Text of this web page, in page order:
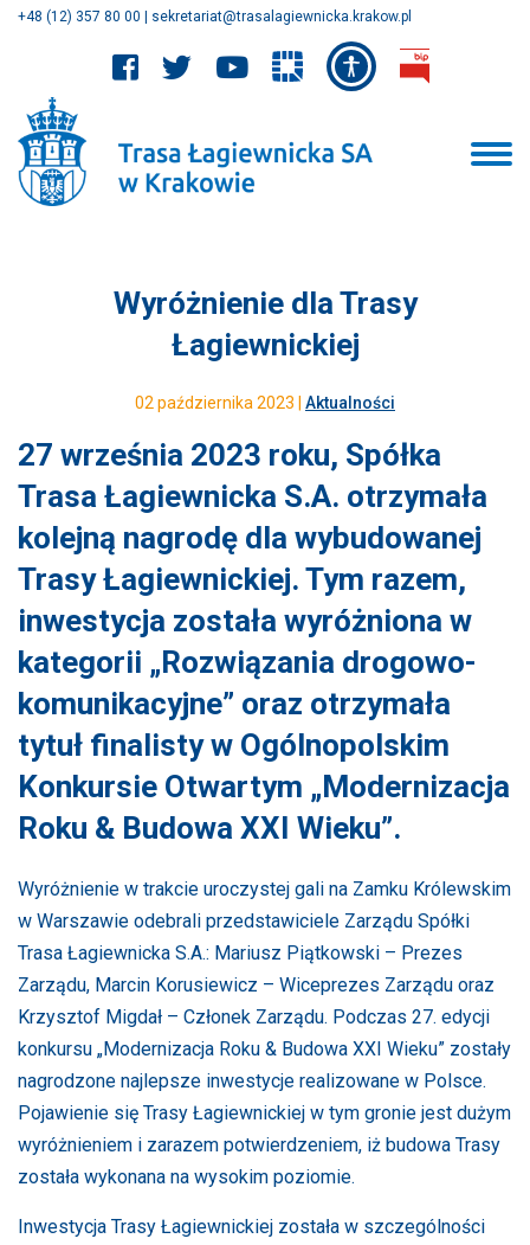
+48 (12) 357 80 00 sekretariat@trasalagiewnicka.krakow.pl
Wyróżnienie dla Trasy
Łagiewnickiej
02 października 2023 | Aktualności
27 września 2023 roku, Spółka
Trasa Łagiewnicka S.A. otrzymała
kolejną nagrodę dla wybudowanej
Trasy Łagiewnickiej. Tym razem,
inwestycja została wyróżniona w
kategorii „Rozwiązania drogowo-
komunikacyjne” oraz otrzymała
tytuł finalisty w Ogólnopolskim
Konkursie Otwartym „Modernizacja
Roku & Budowa XXI Wieku”.
Wyróżnienie w trakcie uroczystej gali na Zamku Królewskim
w Warszawie odebrali przedstawiciele Zarządu Spółki
Trasa Łagiewnicka S.A.: Mariusz Piątkowski – Prezes
Zarządu, Marcin Korusiewicz – Wiceprezes Zarządu oraz
Krzysztof Migdał – Członek Zarządu. Podczas 27. edycji
konkursu „Modernizacja Roku & Budowa XXI Wieku” zostały
nagrodzone najlepsze inwestycje realizowane w Polsce.
Pojawienie się Trasy Łagiewnickiej w tym gronie jest dużym
wyróżnieniem i zarazem potwierdzeniem, iż budowa Trasy
została wykonana na wysokim poziomie.
Inwestycja Trasy Łagiewnickiej została w szczególności